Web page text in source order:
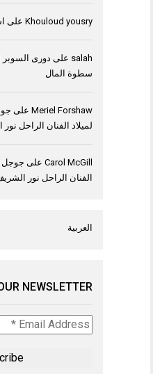
Khouloud yousry على
salah على دورى السوبر
سطوة المال
Meriel Forshaw على
لميلاد الفنان الراحل
Carol McGill على
الفنان الراحل نور
العربية
NEWSLETTER
Email
Address